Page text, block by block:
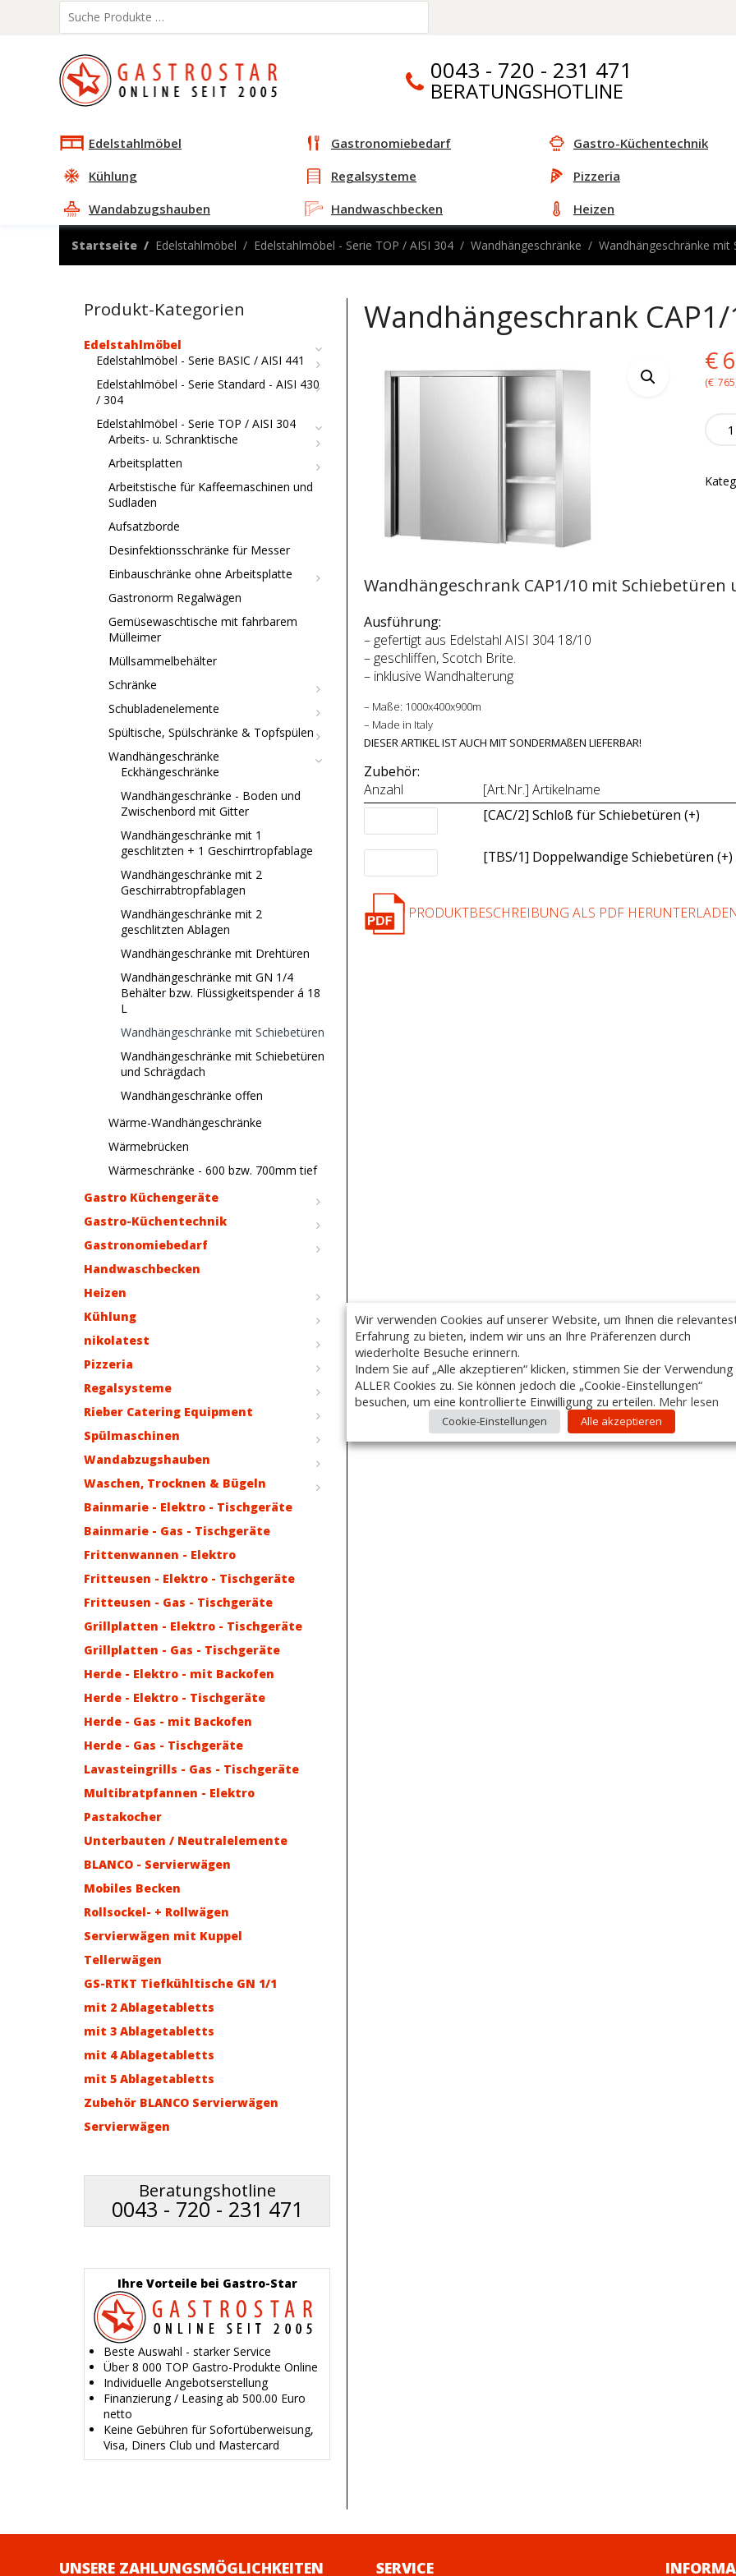
0043 - 720 - 231 471
BERATUNGSHOTLINE
Edelstahlmöbel Gastronomiebedarf
Gastro-Küchentechnik
Kühlung
Regalsysteme
Pizzeria
Wandabzugshauben
Handwaschbecken Heizen
Startseite Edelstahlmöbel Edelstahlmöbel - Serie TOP / AISI 304 Wandhängeschränke Wandhängeschränke mit
Wandhängeschrank
€
(€
Wandhängeschrank CAP1/10 mit Schiebetüren
Ausführung:
– gefertigt aus Edelstahl AISI 304 18/10
– geschliffen, Scotch Brite.
– inklusive Wandhalterung
– Maße: 1000x400x900m
– Made in Italy
DIESER ARTIKEL IST AUCH MIT SONDERMAßEN LIEFERBAR!
Zubehör:
Anzahl
[Art.Nr.] Artikelname
[CAC/2] Schloß für Schiebetüren (+)
[TBS/1] Doppelwandige Schiebetüren (+)
PRODUKTBESCHREIBUNG ALS PDF
Produkt-Kategorien
Edelstahlmöbel
Edelstahlmöbel - Serie BASIC / AISI 441
Edelstahlmöbel - Serie Standard - AISI 430
/ 304
Edelstahlmöbel - Serie TOP / AISI 304
Arbeits- u. Schranktische
Arbeitsplatten
Arbeitstische für Kaffeemaschinen und
Sudladen
Aufsatzborde
Desinfektionsschränke für Messer
Einbauschränke ohne Arbeitsplatte
Gastronorm Regalwägen
Gemüsewaschtische mit fahrbarem
Mülleimer
Müllsammelbehälter
Schränke
Schubladenelemente
Spültische, Spülschränke & Topfspülen
Wandhängeschränke
Eckhängeschränke
Wandhängeschränke - Boden und
Zwischenbord mit Gitter
Wandhängeschränke mit 1
geschlitzten + 1 Geschirrtropfablage
Wandhängeschränke mit 2
Geschirrabtropfablagen
Wandhängeschränke mit 2
geschlitzten Ablagen
Wandhängeschränke mit Drehtüren
Wandhängeschränke mit GN 1/4
Behälter bzw. Flüssigkeitspender á 18
L
Wandhängeschränke mit Schiebetüren
Wandhängeschränke mit Schiebetüren
und Schrägdach
Wandhängeschränke offen
Wärme-Wandhängeschränke
Wärmebrücken
Wärmeschränke - 600 bzw. 700mm tief
Gastro Küchengeräte
Gastro-Küchentechnik
Gastronomiebedarf
Handwaschbecken
Heizen
Kühlung
nikolatest
Pizzeria
Regalsysteme
Rieber Catering Equipment
Spülmaschinen
Wandabzugshauben
Waschen, Trocknen & Bügeln
Bainmarie - Elektro - Tischgeräte
Bainmarie - Gas - Tischgeräte
Frittenwannen - Elektro
Fritteusen - Elektro - Tischgeräte
Fritteusen - Gas - Tischgeräte
Grillplatten - Elektro - Tischgeräte
Grillplatten - Gas - Tischgeräte
Herde - Elektro - mit Backofen
Herde - Elektro - Tischgeräte
Herde - Gas - mit Backofen
Herde - Gas - Tischgeräte
Lavasteingrills - Gas - Tischgeräte
Multibratpfannen - Elektro
Pastakocher
Unterbauten / Neutralelemente
BLANCO - Servierwägen
Mobiles Becken
Rollsockel- + Rollwägen
Servierwägen mit Kuppel
Tellerwägen
GS-RTKT Tiefkühltische GN 1/1
mit 2 Ablagetabletts
mit 3 Ablagetabletts
mit 4 Ablagetabletts
mit 5 Ablagetabletts
Zubehör BLANCO Servierwägen
Servierwägen
Beratungshotline
0043 - 720 - 231 471
Ihre Vorteile bei Gastro-Star
Beste Auswahl - starker Service
Über 8 000 TOP Gastro-Produkte Online
Individuelle Angebotserstellung
Finanzierung / Leasing ab 500.00 Euro
netto
Keine Gebühren für Sofortüberweisung,
Visa, Diners Club und Mastercard
UNSERE ZAHLUNGSMÖGLICHKEITEN SERVICE
Wir verwenden Cookies auf unserer Website, um Ihnen die
Erfahrung zu bieten, indem wir uns an Ihre Präferenzen durch
wiederholte Besuche erinnern.
Indem Sie auf „Alle akzeptieren“ klicken, stimmen Sie der Verwendung
ALLER Cookies zu. Sie können jedoch die „Cookie-Einstellungen“
besuchen, um eine kontrollierte Einwilligung zu erteilen. Mehr lesen
Cookie-Einstellungen Alle akzeptieren